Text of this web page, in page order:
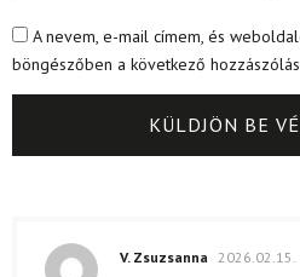
A nevem, e-mail címem, és
böngészőben a következő
V. Zsuzsanna 2026.02.15.